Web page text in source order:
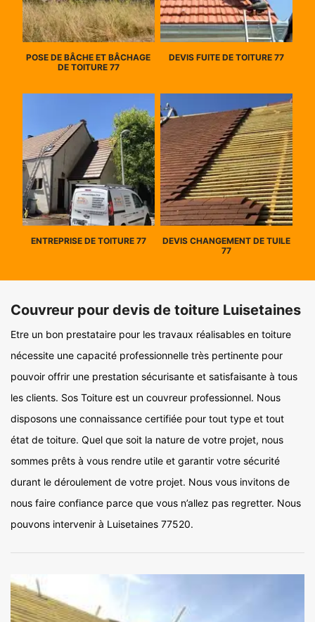
POSE DE BÂCHE ET BÂCHAGE
DE TOITURE 77
DEVIS FUITE DE TOITURE 77
ENTREPRISE DE TOITURE 77
DEVIS CHANGEMENT DE TUILE
77
Couvreur pour devis de toiture Luisetaines
Etre un bon prestataire pour les travaux réalisables en toiture
nécessite une capacité professionnelle très pertinente pour
pouvoir offrir une prestation sécurisante et satisfaisante à tous
les clients. Sos Toiture est un couvreur professionnel. Nous
disposons une connaissance certifiée pour tout type et tout
état de toiture. Quel que soit la nature de votre projet, nous
sommes prêts à vous rendre utile et garantir votre sécurité
durant le déroulement de votre projet. Nous vous invitons de
nous faire confiance parce que vous n’allez pas regretter. Nous
pouvons intervenir à Luisetaines 77520.